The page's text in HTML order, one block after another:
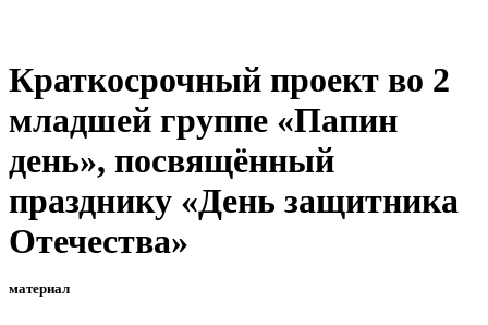
Краткосрочный проект во 2
младшей группе «Папин
день», посвящённый
празднику «День защитника
Отечества»
материал